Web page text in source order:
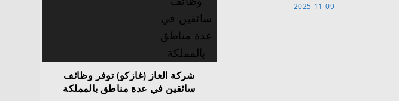
شركة الغاز (غازكو) توفر وظائف
سائقين في عدة مناطق بالمملكة
2025-11-09